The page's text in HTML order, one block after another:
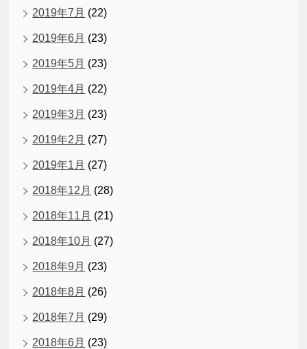
2019年7月 (22)
2019年6月 (23)
2019年5月 (23)
2019年4月 (22)
2019年3月 (23)
2019年2月 (27)
2019年1月 (27)
2018年12月 (28)
2018年11月 (21)
2018年10月 (27)
2018年9月 (23)
2018年8月 (26)
2018年7月 (29)
2018年6月 (23)